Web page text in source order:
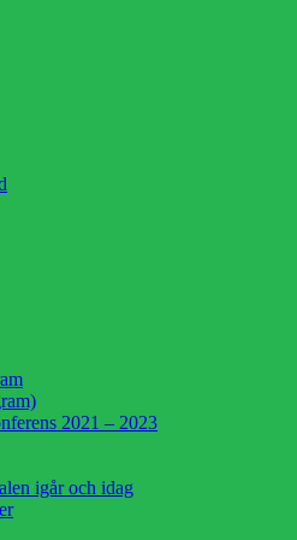
2021 – 2023
igår och idag